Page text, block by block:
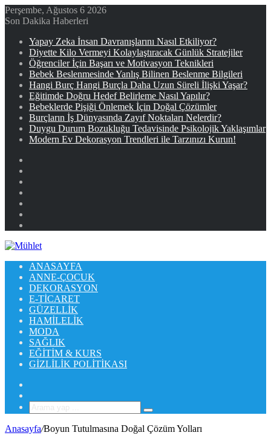
Perşembe, Ağustos 6 2026
Son Dakika Haberleri
Yapay Zeka İnsan Davranışlarını Nasıl Etkiliyor?
Diyette Kilo Vermeyi Kolaylaştıracak Günlük Stratejiler
Öğrenciler İçin Başarı ve Motivasyon Teknikleri
Bebek Beslenmesinde Yanlış Bilinen Beslenme Bilgileri
Hangi Burç Hangi Burçla Daha Uzun Süreli İlişki Yaşar?
Eğitimde Doğru Hedef Belirleme Nasıl Yapılır?
Bebeklerde Pişiği Önlemek İçin Doğal Çözümler
Burçların İş Dünyasında Zayıf Noktaları Nelerdir?
Duygu Durum Bozukluğu Tedavisinde Psikolojik Yaklaşımlar
Modern Ev Dekorasyon Trendleri ile Tarzınızı Kurun!
ANASAYFA
ANNE-ÇOCUK
DEKORASYON
E-TICARET
GÜZELLIK
HAMILELIK
MODA
SAĞLIK
EĞITIM & KURS
GIZLILIK POLITIKASI
Arama
yap
...
Anasayfa/Boyun Tutulmasına Doğal Çözüm Yolları